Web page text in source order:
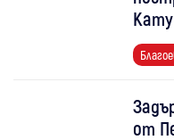
от